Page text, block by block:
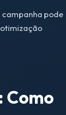
campanha pode
Como